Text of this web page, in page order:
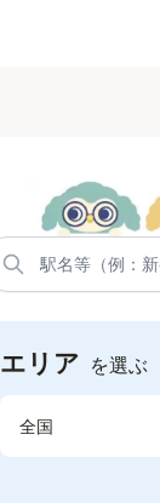
エリア を選ぶ
全国